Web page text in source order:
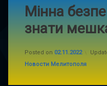
Мінна
знати
Posted on 02.11.2022
Categories:
Новости Мелитополя